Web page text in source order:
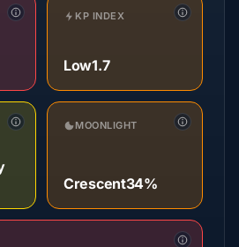
KP INDEX
Low1.7
MOONLIGHT
Crescent34%